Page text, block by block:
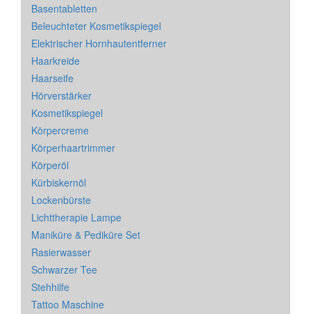
Basentabletten
Beleuchteter Kosmetikspiegel
Elektrischer Hornhautentferner
Haarkreide
Haarseife
Hörverstärker
Kosmetikspiegel
Körpercreme
Körperhaartrimmer
Körperöl
Kürbiskernöl
Lockenbürste
Lichttherapie Lampe
Maniküre & Pediküre Set
Rasierwasser
Schwarzer Tee
Stehhilfe
Tattoo Maschine